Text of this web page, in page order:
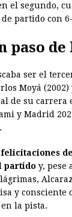
el segundo,
partido con
paso
ser el
Moyá (2002)
de su carrera
y Madrid
partido y, pese
y consciente
la pista.